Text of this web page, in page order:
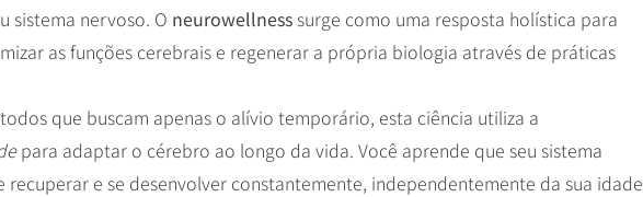
sistema nervoso. O neurowellness surge como uma resposta holística para
as funções cerebrais e regenerar a própria biologia através de práticas
que buscam apenas o alívio temporário, esta ciência utiliza a
para adaptar o cérebro ao longo da vida. Você aprende que seu sistema
recuperar e se desenvolver constantemente, independentemente da sua idade